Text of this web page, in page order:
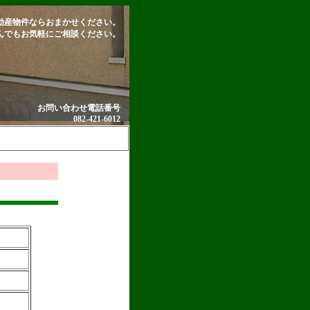
産物件ならおまかせください。
でもお気軽にご相談ください。
お問い合わせ電話番号
082-421-6012